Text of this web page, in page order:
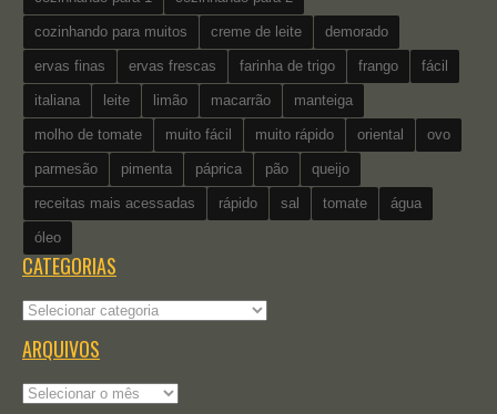
cozinhando para muitos creme de leite demorado
ervas finas ervas frescas farinha de trigo frango fácil
italiana leite limão macarrão manteiga
molho de tomate muito fácil muito rápido oriental ovo
parmesão pimenta páprica pão queijo
receitas mais acessadas rápido sal tomate água
óleo
CATEGORIAS
Categorias
ARQUIVOS
Arquivos